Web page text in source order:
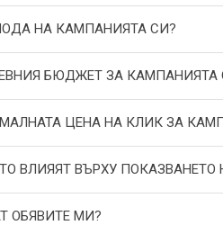
НА КАМПАНИЯТА СИ?
БЮДЖЕТ ЗА КАМПАНИЯТА
ЦЕНА НА КЛИК ЗА
ВЛИЯЯТ ВЪРХУ ПОКАЗВАНЕТО
ОБЯВИТЕ МИ?